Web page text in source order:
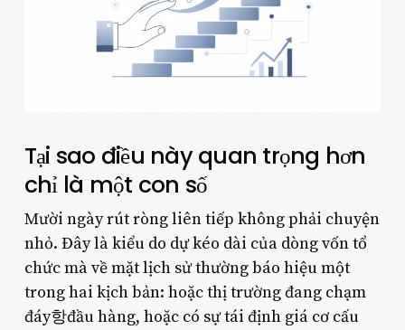
Tại sao điều này quan trọng hơn
chỉ là một con số
Mười ngày rút ròng liên tiếp không phải chuyện
nhỏ. Đây là kiểu do dự kéo dài của dòng vốn tổ
chức mà về mặt lịch sử thường báo hiệu một
trong hai kịch bản: hoặc thị trường đang chạm
đáy항đầu hàng, hoặc có sự tái định giá cơ cấu